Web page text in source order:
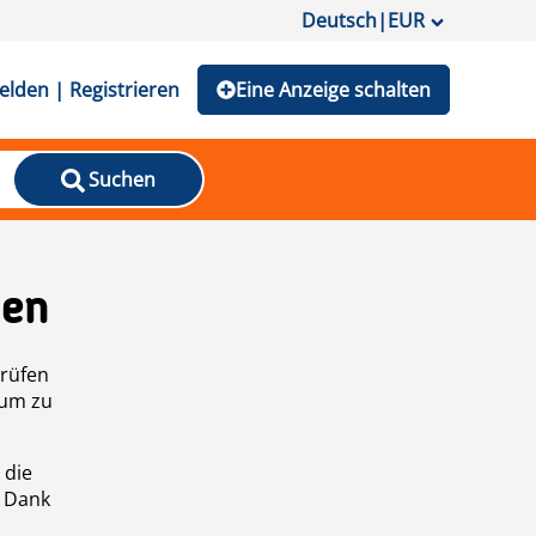
Deutsch|EUR
| Registrieren Eine Anzeige schalten
Suchen
zu
die